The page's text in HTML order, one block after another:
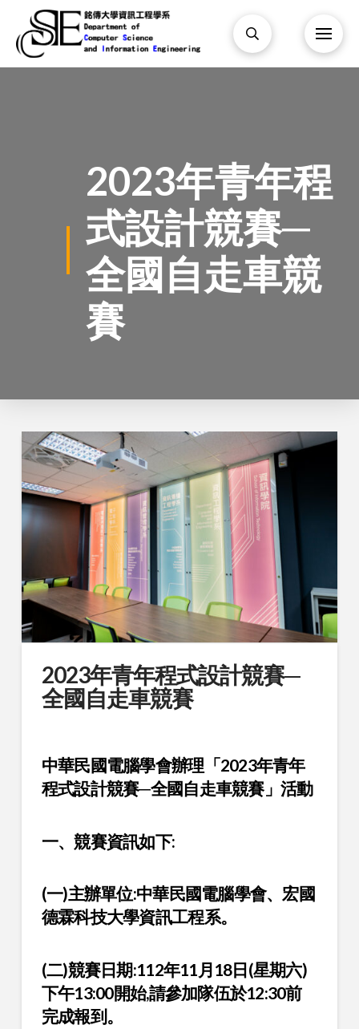
2023年青年程
式設計競賽─
全國自走車競
賽
2023年青年程式設計競賽─
全國自走車競賽
中華民國電腦學會辦理「2023年青年
程式設計競賽─全國自走車競賽」活動
一、競賽資訊如下:
(一)主辦單位:中華民國電腦學會、宏國
德霖科技大學資訊工程系。
(二)競賽日期:112年11月18日(星期六)
下午13:00開始,請參加隊伍於12:30前
完成報到。